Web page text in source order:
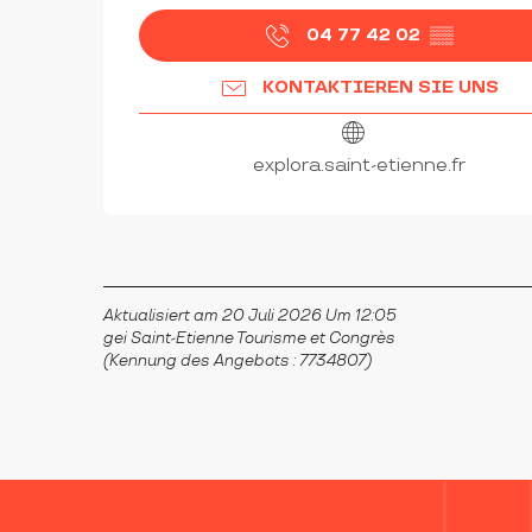
04 77 42 02 ▒▒
KONTAKTIEREN SIE UNS
explora.saint-etienne.fr
Aktualisiert am 20 Juli 2026 Um 12:05
gei Saint-Etienne Tourisme et Congrès
(Kennung des Angebots :7734807)